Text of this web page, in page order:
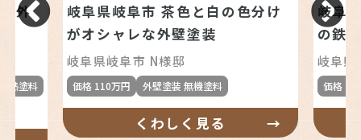
外
熱塗料
岐阜県岐阜市 茶色と白の色分け
がオシャレな外壁塗装
岐阜県岐阜市 N様邸
価格 110万円 外壁塗装 無機塗料
くわしく見る
岐阜
の鉄
岐阜県
価格 25